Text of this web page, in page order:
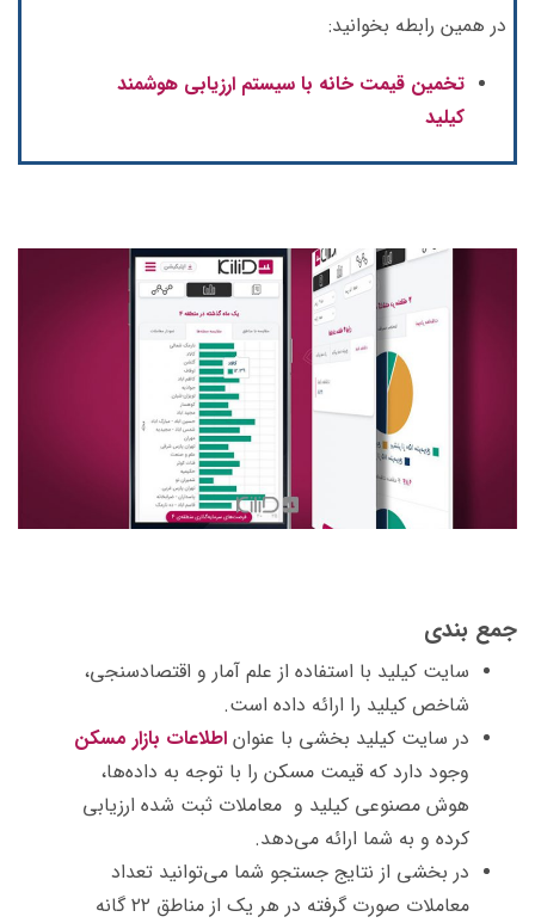
در همین رابطه بخوانید:
تخمین قیمت خانه با سیستم ارزیابی هوشمند
کیلید
جمع بندی
سایت کیلید با استفاده از علم آمار و اقتصادسنجی،
شاخص کیلید را ارائه داده است.
در سایت کیلید بخشی با عنوان اطلاعات بازار مسکن
وجود دارد که قیمت مسکن را با توجه به داده‌ها،
هوش مصنوعی کیلید و معاملات ثبت شده ارزیابی
کرده و به شما ارائه می‌دهد.
در بخشی از نتایج جستجو شما می‌توانید تعداد
معاملات صورت گرفته در هر یک از مناطق ۲۲ گانه